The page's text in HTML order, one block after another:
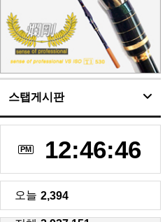
스탭게시판
PM 12:46:47
오늘 2,394